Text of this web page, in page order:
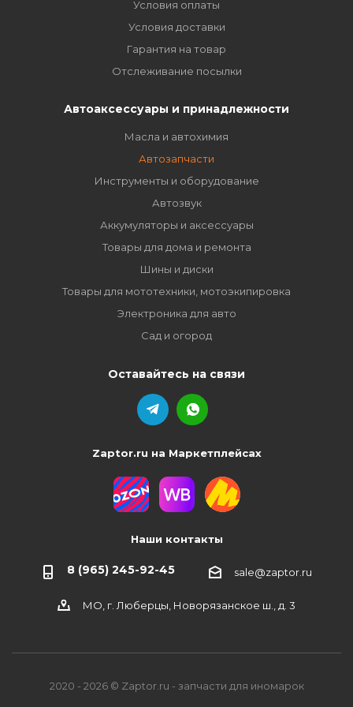
Условия оплаты
Условия доставки
Гарантия на товар
Отслеживание посылки
Автоаксессуары и принадлежности
Масла и автохимия
Автозапчасти
Инструменты и оборудование
Автозвук
Аккумуляторы и аксессуары
Товары для дома и ремонта
Шины и диски
Товары для мототехники, мотоэкипировка
Электроника для авто
Сад и огород
Оставайтесь на связи
Zaptor.ru на Маркетплейсах
Наши контакты
8 (965) 245-92-45 sale@zaptor.ru
МО, г. Люберцы, Новорязанское ш., д. 3
2020 - 2026 © Zaptor.ru - запчасти для иномарок